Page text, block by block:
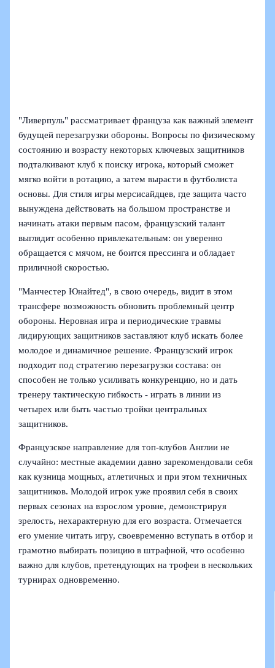
"Ливерпуль" рассматривает француза как важный элемент
будущей перезагрузки обороны. Вопросы по физическому
состоянию и возрасту некоторых ключевых защитников
подталкивают клуб к поиску игрока, который сможет
мягко войти в ротацию, а затем вырасти в футболиста
основы. Для стиля игры мерсисайдцев, где защита часто
вынуждена действовать на большом пространстве и
начинать атаки первым пасом, французский талант
выглядит особенно привлекательным: он уверенно
обращается с мячом, не боится прессинга и обладает
приличной скоростью.
"Манчестер Юнайтед", в свою очередь, видит в этом
трансфере возможность обновить проблемный центр
обороны. Неровная игра и периодические травмы
лидирующих защитников заставляют клуб искать более
молодое и динамичное решение. Французский игрок
подходит под стратегию перезагрузки состава: он
способен не только усиливать конкуренцию, но и дать
тренеру тактическую гибкость - играть в линии из
четырех или быть частью тройки центральных
защитников.
Французское направление для топ-клубов Англии не
случайно: местные академии давно зарекомендовали себя
как кузница мощных, атлетичных и при этом техничных
защитников. Молодой игрок уже проявил себя в своих
первых сезонах на взрослом уровне, демонстрируя
зрелость, нехарактерную для его возраста. Отмечается
его умение читать игру, своевременно вступать в отбор и
грамотно выбирать позицию в штрафной, что особенно
важно для клубов, претендующих на трофеи в нескольких
турнирах одновременно.